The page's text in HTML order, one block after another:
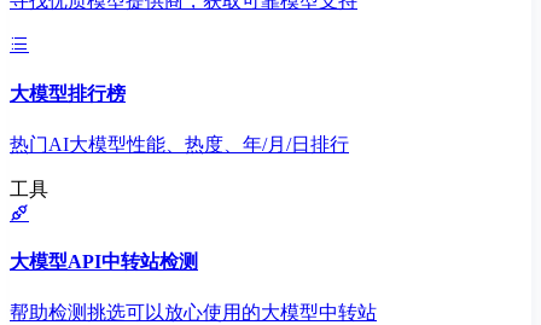
大模型排行榜
热门AI大模型性能、热度、年/月/日排行
工具
大模型API中转站检测
帮助检测挑选可以放心使用的大模型中转站